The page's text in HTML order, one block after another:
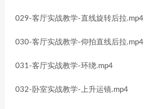
029-客厅实战教学-直线旋转后拉.mp4
030-客厅实战教学-仰拍直线后拉.mp4
031-客厅实战教学-环绕.mp4
032-卧室实战教学-上升运镜.mp4